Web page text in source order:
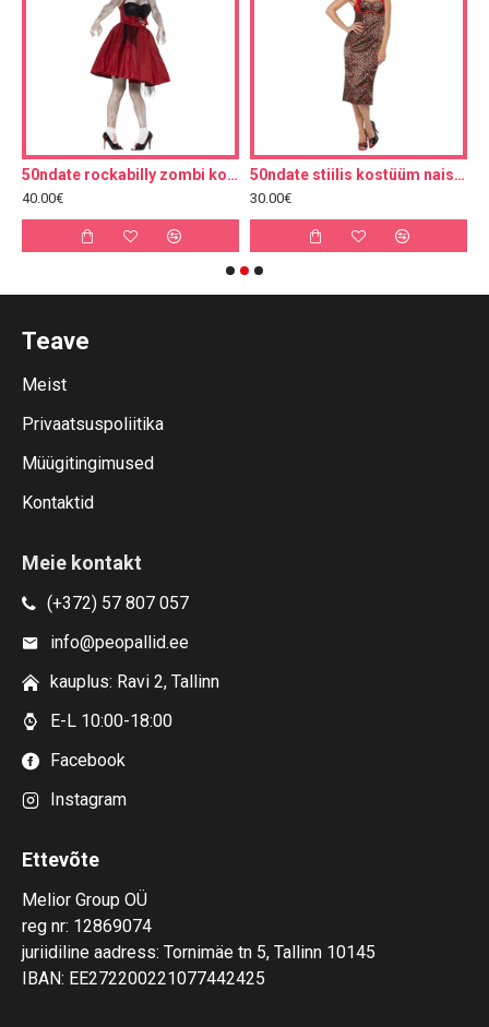
50ndate rockabilly zombi kostüüm, kleit, peapael (M, 40-42)
40.00€
50ndate stiilis kostüüm naistle, M
30.00€
Teave
Meist
Privaatsuspoliitika
Müügitingimused
Kontaktid
Meie kontakt
(+372) 57 807 057
info@peopallid.ee
kauplus: Ravi 2, Tallinn
E-L 10:00-18:00
Facebook
Instagram
Ettevõte
Melior Group OÜ
reg nr: 12869074
juriidiline aadress: Tornimäe tn 5, Tallinn 10145
IBAN: EE272200221077442425